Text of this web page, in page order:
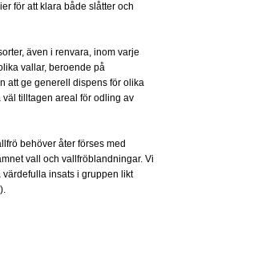
för att klara både slåtter och
även i renvara, inom varje
vallar, beroende på
att ge generell dispens för olika
väl tilltagen areal för odling av
behöver åter förses med
vall och vallfröblandningar. Vi
värdefulla insats i gruppen likt